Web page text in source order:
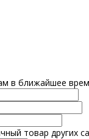
в ближайшее
товар других